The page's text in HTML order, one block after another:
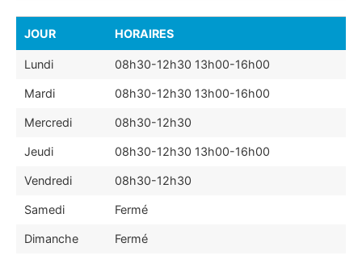
JOUR HORAIRES
Lundi 08h30-12h30 13h00-16h00
Mardi 08h30-12h30 13h00-16h00
Mercredi 08h30-12h30
Jeudi 08h30-12h30 13h00-16h00
Vendredi 08h30-12h30
Samedi Fermé
Dimanche Fermé